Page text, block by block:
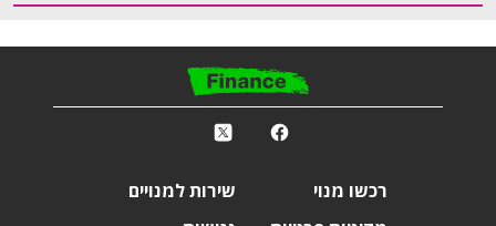
רכשו מנוי
שירות למנויים